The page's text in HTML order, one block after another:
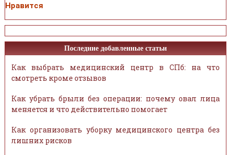
Нравится
Последние добавленные статьи
Как выбрать медицинский центр в СПб: на что
смотреть кроме отзывов
Как убрать брыли без операции: почему овал лица
меняется и что действительно помогает
Как организовать уборку медицинского центра без
лишних рисков